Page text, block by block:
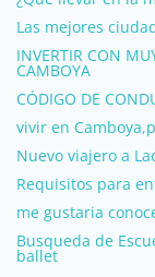
Las mejores
INVERTIR CON
CAMBOYA
CÓDIGO DE
vivir en
Nuevo viajero a
Requisitos para
me gustaria
Busqueda de
ballet